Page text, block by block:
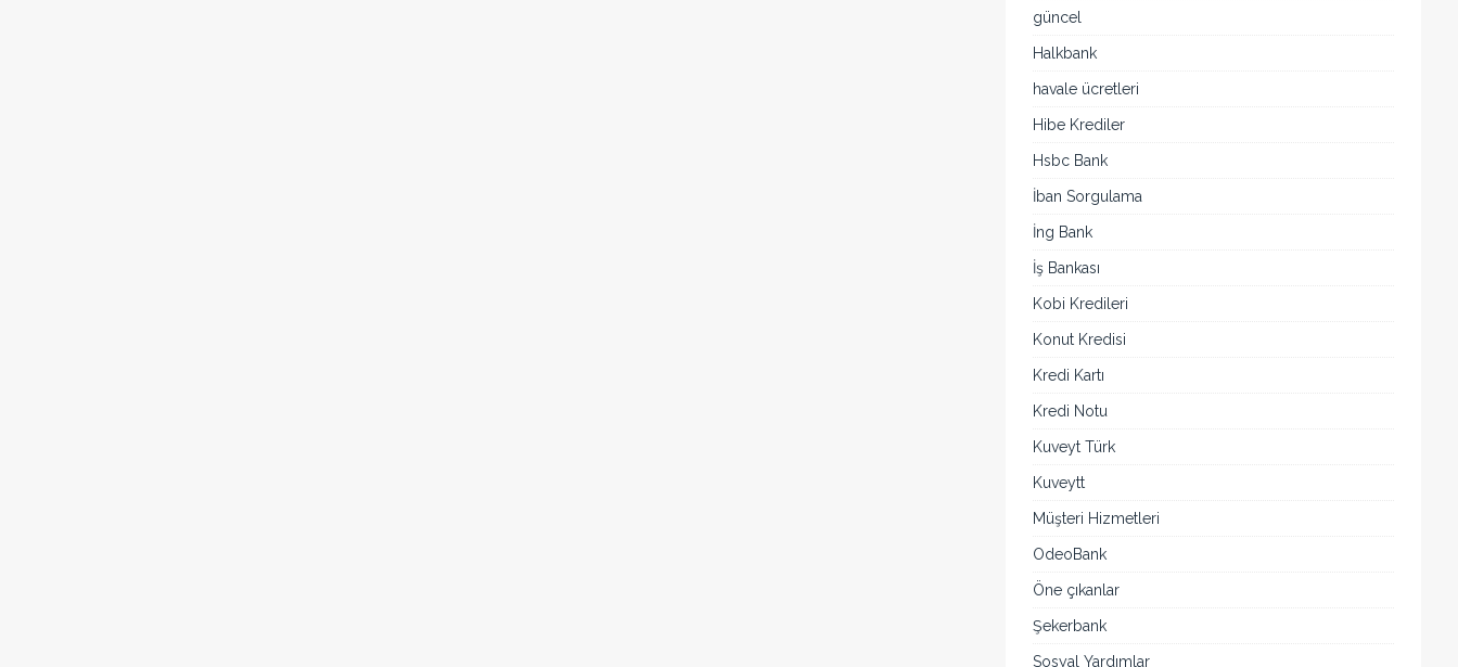
güncel
Halkbank
havale ücretleri
Hibe Krediler
Hsbc Bank
İban Sorgulama
İng Bank
İş Bankası
Kobi Kredileri
Konut Kredisi
Kredi Kartı
Kredi Notu
Kuveyt Türk
Kuveytt
Müşteri Hizmetleri
OdeoBank
Öne çıkanlar
Şekerbank
Sosyal Yardımlar